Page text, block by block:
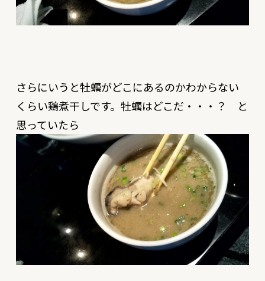
さらにいうと牡蠣がどこにあるのかわからない
くらい鶏煮干しです。牡蠣はどこだ・・・？ と
思っていたら